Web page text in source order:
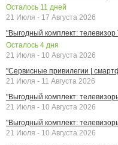
Осталось 11 дней
21 Июля - 17 Августа 2026
"Выгодный комплект:
Осталось 4 дня
21 Июля - 10 Августа 2026
"Сервисные привилегии |
21 Июля - 11 Августа 2026
"Выгодный комплект:
21 Июля - 10 Августа 2026
"Выгодный комплект:
21 Июля - 10 Августа 2026